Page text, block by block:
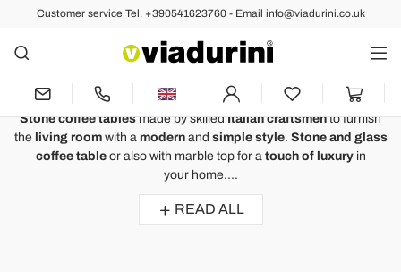
Customer service Tel. +390541623760 - Email info@viadurini.co.uk
Stone Coffee Tables for the Living
Area - Made in Italy
Stone coffee tablesmade by skilledItalian craftsmento furnish
the living roomwith a modern and simple style. Stone and glass
coffee tableor also with marble top for a touch of luxuryin
your home....
READ ALL